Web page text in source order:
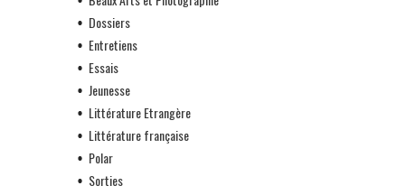
Dossiers
Entretiens
Essais
Jeunesse
Littérature Etrangère
Littérature française
Polar
Sorties